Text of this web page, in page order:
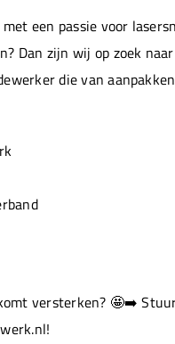
een passie voor
Dan zijn wij op zoek
die van
versterken? 🤩➡️